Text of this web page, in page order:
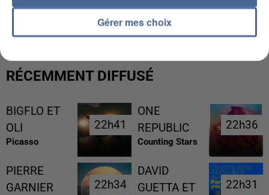
MAFIA INTERPELLÉ EN ALGÉRIE
RÉCEMMENT DIFFUSÉ
BIGFLO ET
OLI
Picasso
22h41
22h41
ONE
REPUBLIC
Counting Stars
22h36
22h36
PIERRE
GARNIER
22h34
22h34
DAVID
GUETTA ET
22h31
22h31
Gérer mes choix